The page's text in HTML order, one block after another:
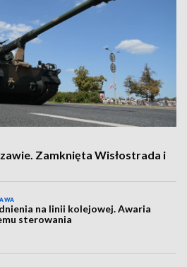
Zamknięta Wisłostrada i
na linii kolejowej. Awaria
sterowania